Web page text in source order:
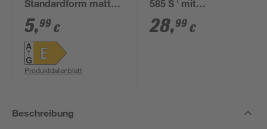
Standardform matt
E27 7 W 806 lm
warmweiß
5,99 €
Produktdatenblatt
585 S ' mit
Bewegungssensor 60
W IP 44 21,5 x 31,2
28,99 €
Beschreibung